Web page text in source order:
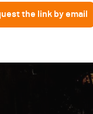
the link by email